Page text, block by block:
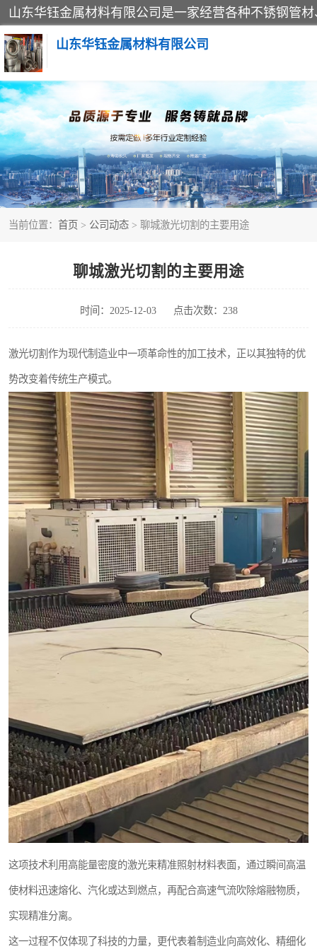
山东华钰金属材料有限公司
当前位置： 首页 > 公司动态 > 聊城激光切割的主要用途
聊城激光切割的主要用途
时间：2025-12-03 点击次数：238
激光切割作为现代制造业中一项革命性的加工技术，正以其独特的优
势改变着传统生产模式。
这项技术利用高能量密度的激光束精准照射材料表面，通过瞬间高温
使材料迅速熔化、汽化或达到燃点，再配合高速气流吹除熔融物质，
实现精准分离。
这一过程不仅体现了科技的力量，更代表着制造业向高效化、精细化
不锈钢管
管件标准件
不锈钢人孔
不锈钢角钢